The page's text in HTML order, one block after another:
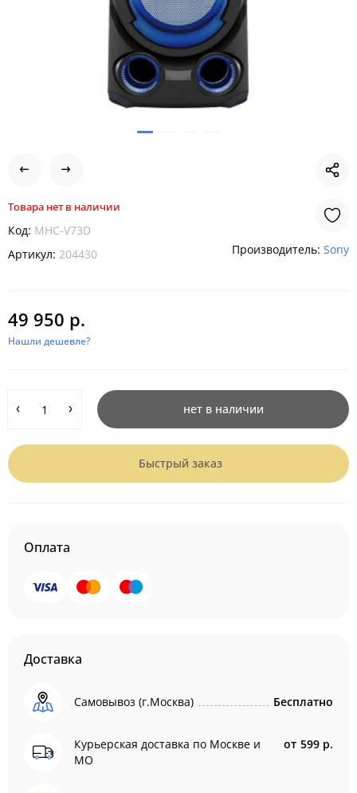
Товара нет в наличии
Код: MHC-V73D
Артикул: 204430 Производитель: Sony
49 950 р.
Нашли дешевле?
нет в наличии
Быстрый заказ
Оплата
Доставка
Самовывоз (г.Москва) Бесплатно
Курьерская доставка по Москве и
МО
от 599 р.